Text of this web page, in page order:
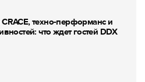
техно-перформанс и
что ждет гостей DDX